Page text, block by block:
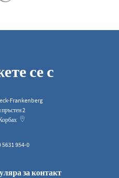
се с
Frankenberg
2
5631 954-0
за контакт